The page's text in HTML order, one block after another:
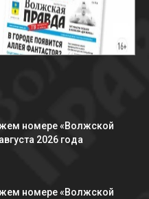
номере «Волжской
2026 года
номере «Волжской